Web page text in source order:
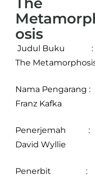
osis
Judul Buku :
The
Nama Pengarang :
Franz Kafka
Penerjemah :
David Wyllie
Penerbit :